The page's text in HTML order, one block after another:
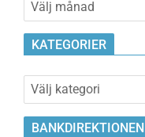
KATEGORIER
Kategorier
BANKDIREKTIONEN